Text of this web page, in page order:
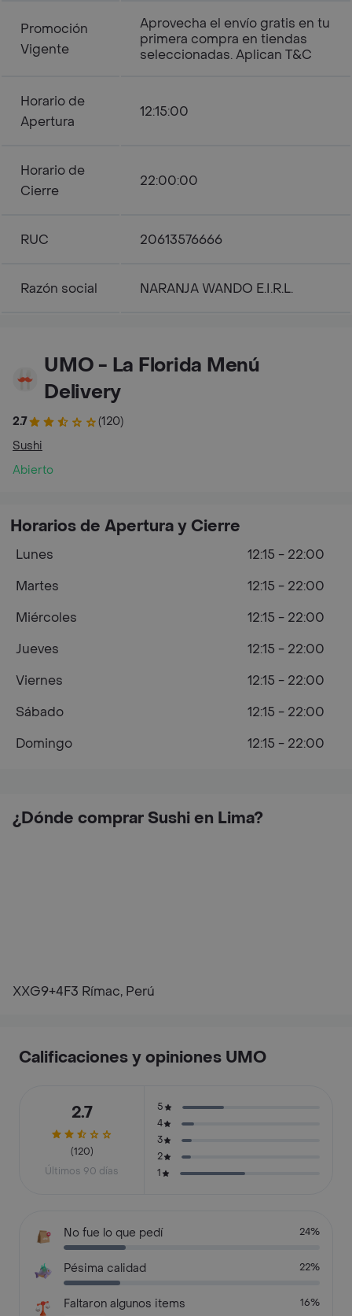
Promoción
Vigente
Aprovecha el envío gratis en tu
primera compra en tiendas
seleccionadas. Aplican T&C
Horario de
Apertura
12:15:00
Horario de
Cierre
22:00:00
RUC 20613576666
Razón social NARANJA WANDO E.I.R.L.
UMO - La Florida Menú
Delivery
2.7
(120)
Sushi
Abierto
¿Dónde comprar Sushi en Lima?
XXG9+4F3 Rímac, Perú
Horarios de Apertura y Cierre
Lunes
12:15 - 22:00
Martes
12:15 - 22:00
Miércoles
12:15 - 22:00
Jueves
12:15 - 22:00
Viernes
12:15 - 22:00
Sábado
12:15 - 22:00
Domingo
12:15 - 22:00
Calificaciones y opiniones UMO
2.7
(120)
Últimos 90 días
5
4
3
2
1
No fue lo que pedí 24%
Pésima calidad 22%
Faltaron algunos items 16%